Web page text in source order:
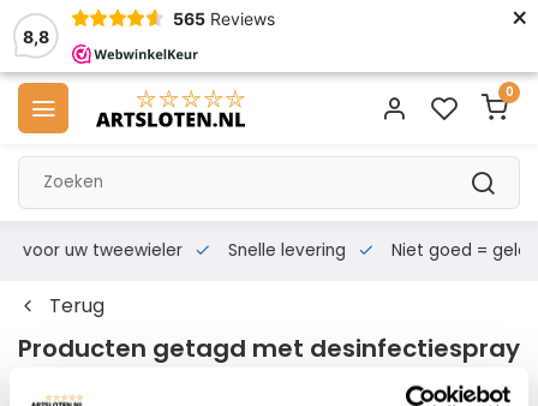
8,8
565 Reviews ×
0
voor uw tweewieler Snelle levering Niet goed = geld
Terug
Producten getagd met desinfectiespray